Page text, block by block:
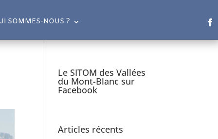
SOMMES-NOUS ?
Le SITOM des Vallées
du Mont-Blanc sur
Facebook
Articles récents